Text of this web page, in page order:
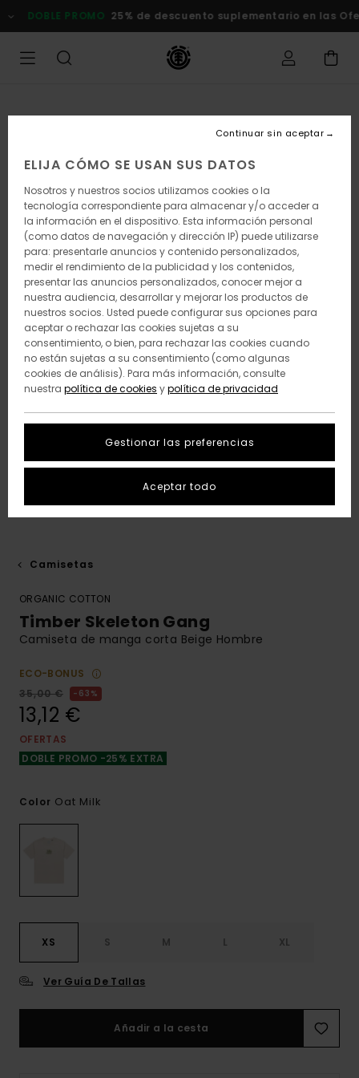
la
DOBLE PROMO 25% de descuento suplementario en las
Camisetas
ORGANIC COTTON
Timber Skeleton Gang
Camiseta de manga corta Beige Hombre
ECO-BONUS
35,00 €
63%
13,12 €
OFERTAS
DOBLE PROMO -25% EXTRA
Color Oat Milk
XS S M L XL
Ver Guía De Tallas
Añadir a la cesta
ELIJA CÓMO SE USAN SUS DATOS
Nosotros y nuestros socios utilizamos cookies o la
tecnología correspondiente para almacenar y/o acceder a
la información en el dispositivo. Esta información personal
(como datos de navegación y dirección IP) puede utilizarse
para: presentarle anuncios y contenido personalizados,
medir el rendimiento de la publicidad y los contenidos,
presentar las anuncios personalizados, conocer mejor a
nuestra audiencia, desarrollar y mejorar los productos de
nuestros socios. Usted puede configurar sus opciones para
aceptar o rechazar las cookies sujetas a su
consentimiento, o bien, para rechazar las cookies cuando
no están sujetas a su consentimiento (como algunas
cookies de análisis). Para más información, consulte
nuestra política de cookies ypolítica de privacidad
Gestionar las preferencias
Continuar sin aceptar
Aceptar todo